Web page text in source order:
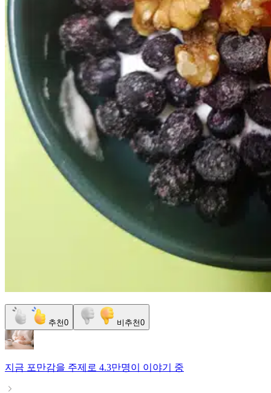
추천0 비추천0
지금 포만감을 주제로 4.3만명이 이야기 중